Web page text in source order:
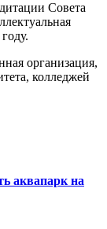
Совета
организация,
колледжей
аквапарк на